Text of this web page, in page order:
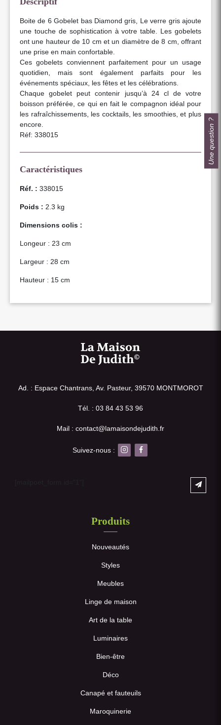
Boite de 6 Gobelet bas Diamond gris, Le verre gris ajoute
une touche de sophistication à votre table. Les gobelets
ont une hauteur de 10 cm et un diamètre de 8 cm, offrant
une prise en main confortable.
Ces gobelets conviennent parfaitement pour un usage
quotidien, mais sont également parfaits pour les
événements spéciaux, les fêtes et les célébrations.
Chaque gobelet peut contenir jusqu’à 24 cl de votre
boisson préférée, ce qui en fait le compagnon idéal pour
les rafraîchissements, les cocktails, les smoothies, et plus
encore.
Réf: 338015
Caractéristiques
Réf. : 338015
Poids : 2.3 kg
Dimensions colis :
Longeur : 23 cm
Largeur : 28 cm
Hauteur : 15 cm
Ad. : Espace Chantrans, Av. Pasteur, 39570 MONTMOROT
Tél. : 03 84 43 53 96
Mail : contact@lamaisondejudith.fr
Suivez-nous :
Produits
Nouveautés
Styles
Meubles
Linge de maison
Art de la table
Luminaires
Bien-être
Déco
Canapé et fauteuils
Maroquinerie
Une question ?